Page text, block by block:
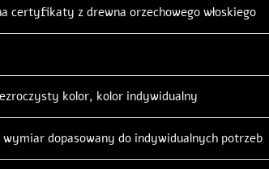
certyfikaty z drewna orzechowego włoskiego
kolor, kolor indywidualny
dopasowany do indywidualnych potrzeb